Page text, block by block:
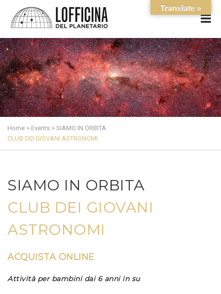
Home > Events > SIAMO IN ORBITA
CLUB DEI GIOVANI ASTRONOMI
SIAMO IN ORBITA
CLUB DEI GIOVANI
ASTRONOMI
ACQUISTA ONLINE
Attività per bambini dai 6 anni in su
Translate »